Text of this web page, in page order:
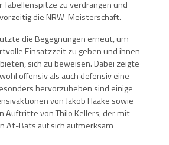
zu verdrängen und
die NRW-Meisterschaft.
die Begegnungen erneut, um
Einsatzzeit zu geben und ihnen
sich zu beweisen. Dabei zeigte
offensiv als auch defensiv eine
hervorzuheben sind einige
von Jakob Haake sowie
Auftritte von Thilo Kellers, der mit
At-Bats auf sich aufmerksam